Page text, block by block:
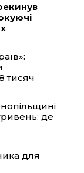
t
тисяч
де
для